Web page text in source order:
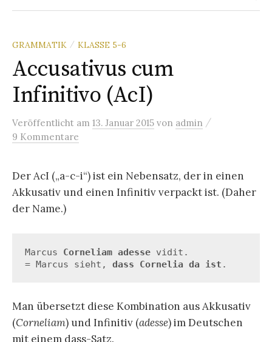
GRAMMATIK / KLASSE 5-6
Accusativus cum
Infinitivo (AcI)
Veröffentlicht am 13. Januar 2015 von admin /
9 Kommentare
Der AcI („a-c-i“) ist ein Nebensatz, der in einen
Akkusativ und einen Infinitiv verpackt ist. (Daher
der Name.)
Marcus Corneliam adesse vidit.
= Marcus sieht, dass Cornelia da ist .
Man übersetzt diese Kombination aus Akkusativ
(Corneliam) und Infinitiv (adesse) im Deutschen
mit einem dass-Satz.